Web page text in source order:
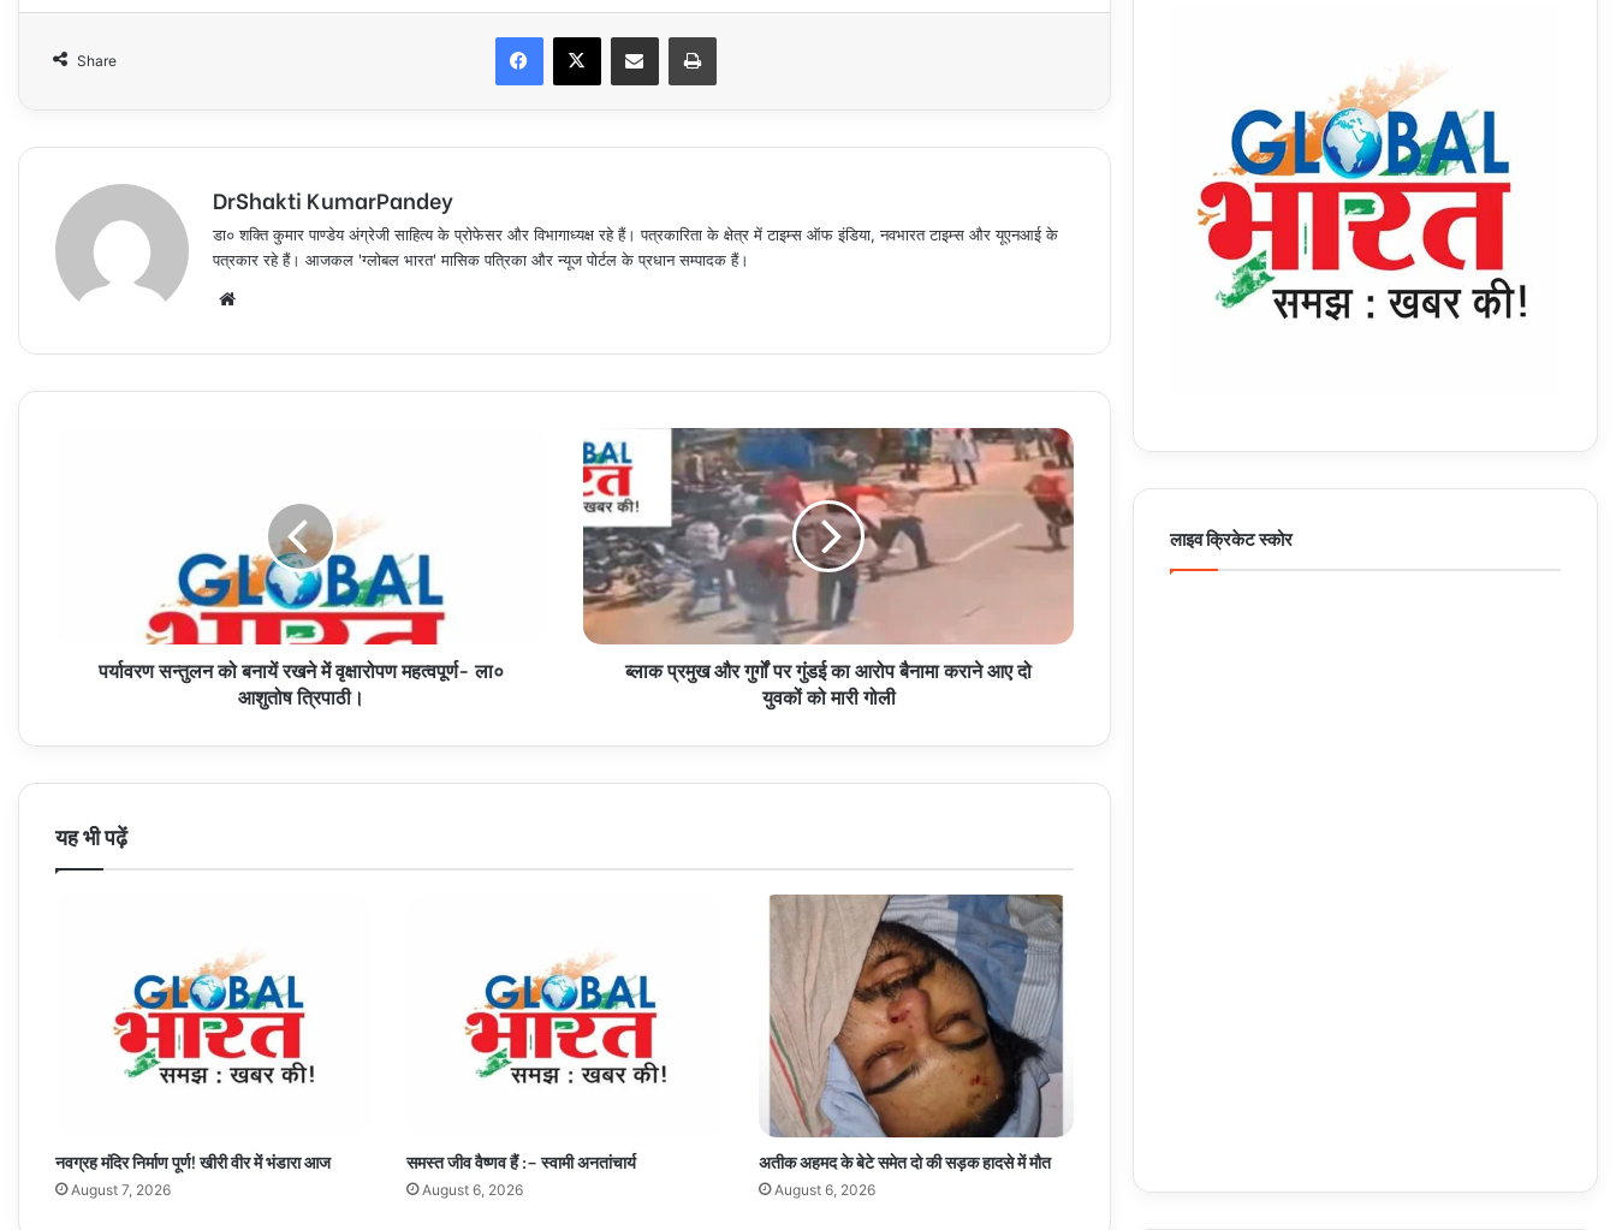
Share
Facebook
X Share via Email Print
DrShakti KumarPandey
डा० शक्ति कुमार पाण्डेय अंग्रेजी साहित्य के प्रोफेसर और विभागाध्यक्ष रहे हैं। पत्रकारिता के क्षेत्र में टाइम्स ऑफ इंडिया, नवभारत टाइम्स और यूएनआई के
पत्रकार रहे हैं। आजकल 'ग्लोबल भारत' मासिक पत्रिका और न्यूज पोर्टल के प्रधान सम्पादक हैं।
पर्यावरण सन्तुलन को बनायें रखने में वृक्षारोपण महत्वपूर्ण- ला०
आशुतोष त्रिपाठी।
ब्लाक
प्रमुख
और
गुर्गों
पर
गुंडई
का
आरोप
बैनामा
युवकों
ब्लाक प्रमुख और गुर्गों पर गुंडई का आरोप बैनामा कराने आए दो
युवकों को मारी गोली
यह भी पढ़ें
नवग्रह मंदिर निर्माण पूर्ण! खीरी वीर में भंडारा आज
August 7, 2026
समस्त जीव वैष्णव हैं :– स्वामी अनतांचार्य
August 6, 2026
अतीक अहमद के बेटे समेत दो की सड़क हादसे में मौत
August 6, 2026
लाइव क्रिकेट स्कोर